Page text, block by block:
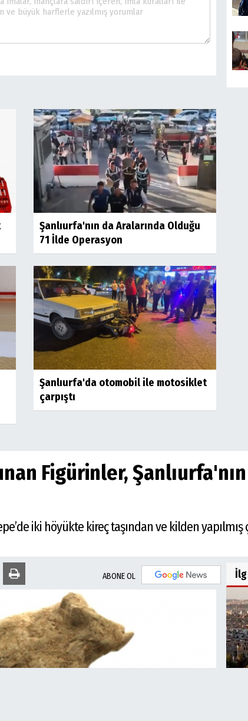
Şanlıurfa'nın da Aralarında Olduğu
71 İlde Operasyon
Şanlıurfa'da otomobil ile motosiklet
çarpıştı
Figürinler,
iki höyükte kireç taşından ve kilden
ABONE OL